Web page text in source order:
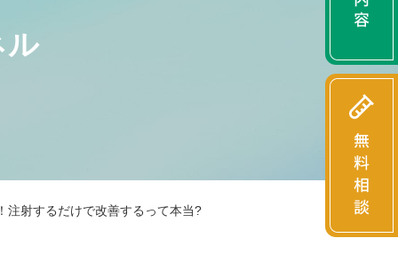
ル
注射するだけで改善するって本当?